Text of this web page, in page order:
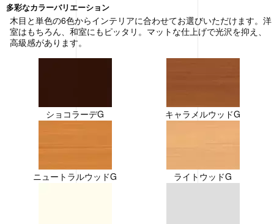
多彩なカラーバリエーション
木目と単色の6色からインテリアに合わせてお選びいただけます。洋
室はもちろん、和室にもピッタリ。マットな仕上げで光沢を抑え、
高級感があります。
ショコラーデG キャラメルウッドG
ニュートラルウッドG ライトウッドG